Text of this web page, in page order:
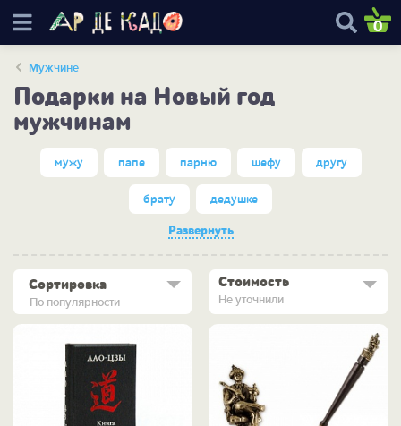
0
Мужчине
Подарки на Новый год
мужчинам
мужу папе парню шефу другу
брату дедушке
Развернуть
По популярности
Сортировка Стоимость
Не уточнили